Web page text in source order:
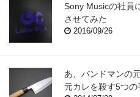
Sony Musicの社員
させてみた
2016/09/26
あ、バンドマンの
元カレを殺す5つの